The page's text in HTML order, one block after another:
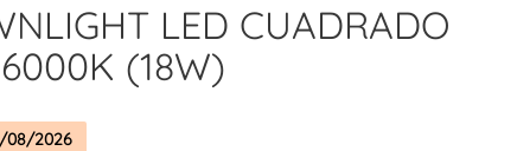
LED CUADRADO
(18W)
08/2026